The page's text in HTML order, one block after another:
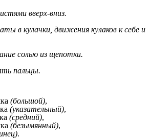
вверх-вниз.
в кулачки, движения кулаков к себе и
солью из щепотки.
пальцы.
(большой),
(указательный),
(средний),
(безымянный),
.